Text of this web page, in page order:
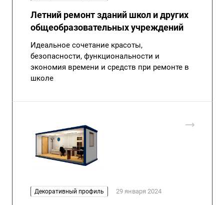
Летний ремонт зданий школ и других
общеобразовательных учреждений
Идеальное сочетание красоты,
безопасности, функциональности и
экономия времени и средств при ремонте в
школе
Декоративный профиль 29 января 2024